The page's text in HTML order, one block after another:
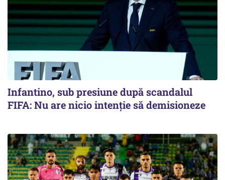
Infantino, sub presiune după scandalul
FIFA: Nu are nicio intenție să demisioneze